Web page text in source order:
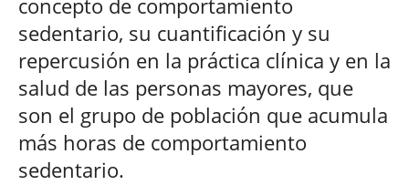
concepto de comportamiento
sedentario, su cuantificación y su
repercusión en la práctica clínica y en la
salud de las personas mayores, que
son el grupo de población que acumula
más horas de comportamiento
sedentario.